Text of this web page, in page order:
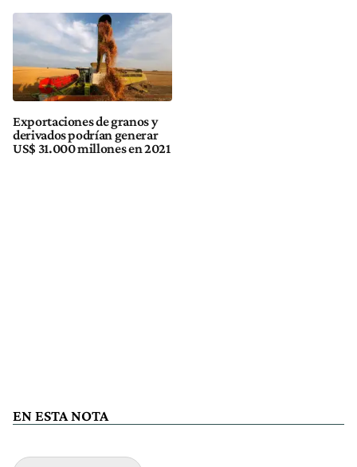
Exportaciones de granos y
derivados podrían generar
US$ 31.000 millones en 2021
EN ESTA NOTA